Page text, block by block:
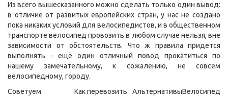
Из всего вышесказанного можно сделать только один вывод:
в отличие от развитых европейских стран, у нас не создано
пока никаких условий для велосипедистов, и в общественном
транспорте велосипед провозить в любом случае нельзя, вне
зависимости от обстоятельств. Что ж правила придется
выполнять - ещё один отличный повод прокатиться по
нашему замечательному, к сожалению, не совсем
велосипедному, городу.
Советуем
Как перевозить
АльтернативыВелосипед